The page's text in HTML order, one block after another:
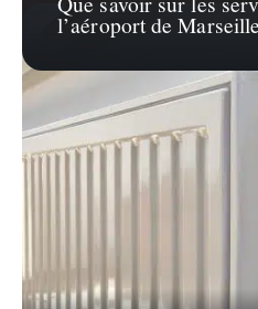
l’aéroport de